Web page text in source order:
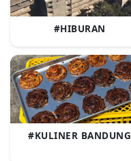
#HIBURAN
#KULINER BANDUNG